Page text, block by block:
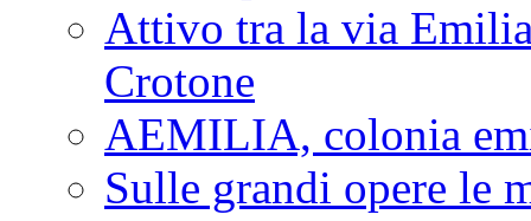
Attivo tra la via
Crotone
AEMILIA, colonia
Sulle grandi opere le